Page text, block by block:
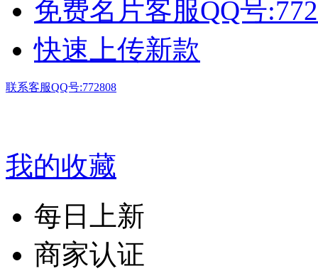
免费名片客服QQ号
快速上传新款
联系客服QQ号:772808
我的收藏
每日上新
商家认证